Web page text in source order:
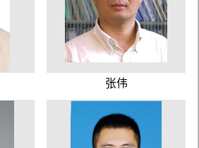
张伟